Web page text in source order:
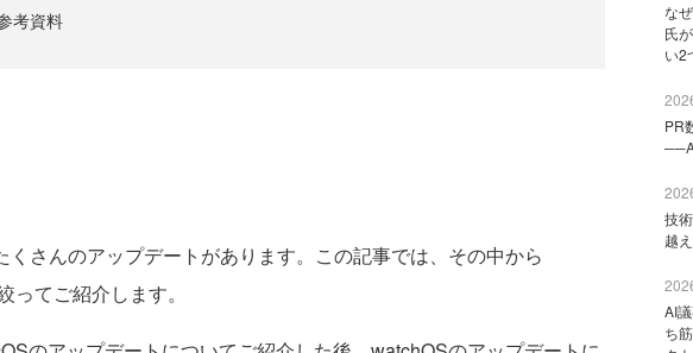
考資料
さんのアップデートがあります。この記事では、その中から
ってご紹介します。
な
氏
い2
PR
技
越
AI
ち